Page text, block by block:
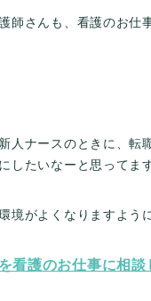
師さんも、看護のお仕
人ナースのときに、転
したいなーと思ってます
境がよくなりますよう
看護のお仕事に相談